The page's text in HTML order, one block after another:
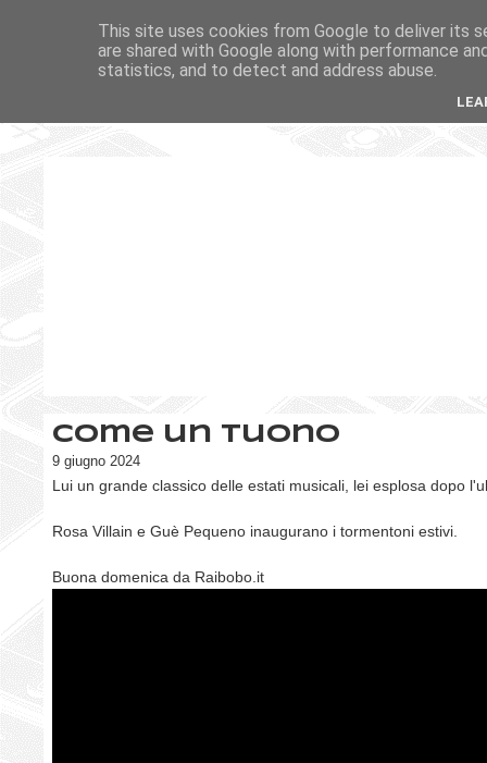
Come un tuono
9 giugno 2024
Lui un grande classico delle estati musicali, lei esplosa dopo
Rosa Villain e Guè Pequeno inaugurano i tormentoni estivi.
Buona domenica da Raibobo.it
This site uses cookies from Google to deliver its
are shared with Google along with performance
statistics, and to detect and address abuse.